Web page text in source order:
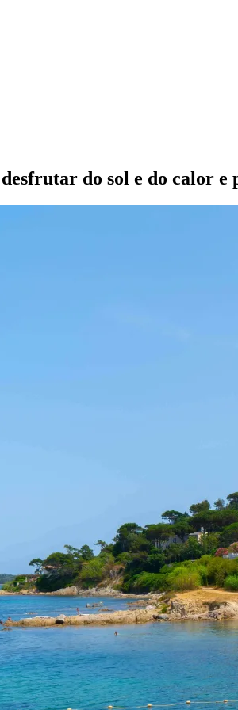
do sol e do calor